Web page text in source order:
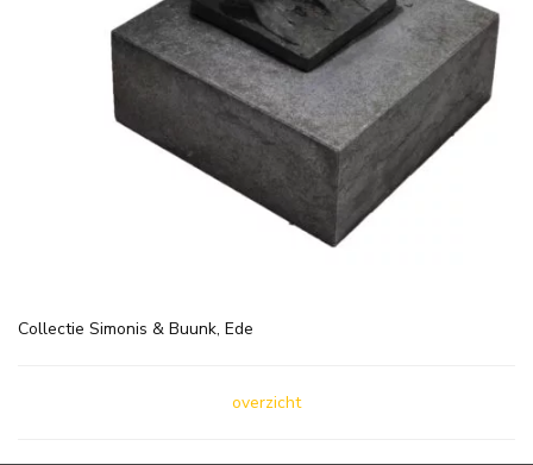
Collectie Simonis & Buunk, Ede
overzicht